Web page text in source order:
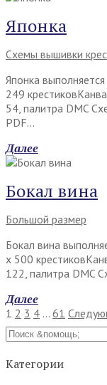
Японка
Схемы вышивки
Японка
249
54, палитра DMC
PDF…
Далее
Бокал вина
Большой размер
Бокал вина
х 500
122, палитра DMC
Далее
Пагинация
записей
1 2 3 4 … 61
Найти:
Категории